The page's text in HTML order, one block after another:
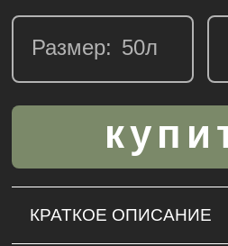
Размер:
КРАТКОЕ ОПИСАНИЕ